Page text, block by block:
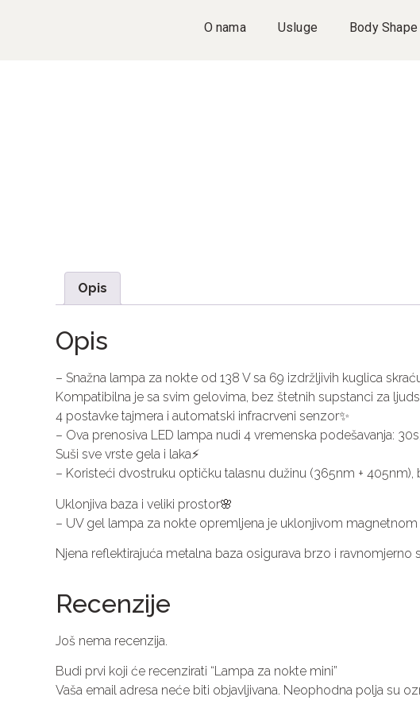
O nama Usluge Body Shape
Opis
Opis
– Snažna lampa za nokte od 138 V sa 69 izdržljivih kuglica
Kompatibilna je sa svim gelovima, bez štetnih supstanci za
4 postavke tajmera i automatski infracrveni senzor✨
– Ova prenosiva LED lampa nudi 4 vremenska podešavanja:
Suši sve vrste gela i laka⚡️
– Koristeći dvostruku optičku talasnu dužinu (365nm +
Uklonjiva baza i veliki prostor🌸
– UV gel lampa za nokte opremljena je uklonjivom
Njena reflektirajuća metalna baza osigurava brzo i
Recenzije
Još nema recenzija.
Budi prvi koji će recenzirati “Lampa za nokte mini”
Vaša email adresa neće biti objavljivana. Neophodna polja su